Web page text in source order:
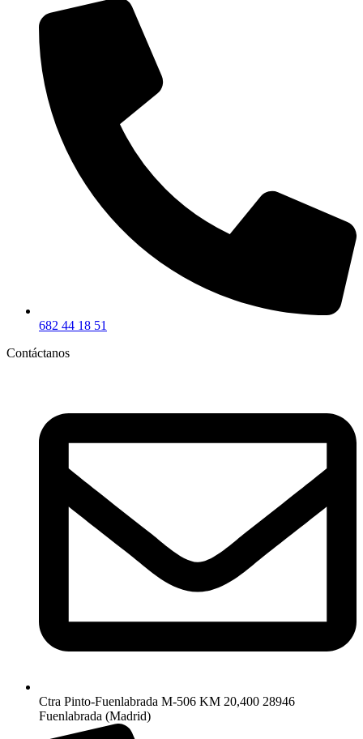
682 44 18 51
Contáctanos
Ctra Pinto-Fuenlabrada M-506 KM 20,400 28946
Fuenlabrada (Madrid)